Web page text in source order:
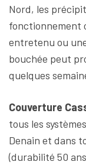
Nord, les
fonctionnement
entretenu ou
bouchée peut
quelques
Couverture
tous les
Denain et dans
(durabilité 50